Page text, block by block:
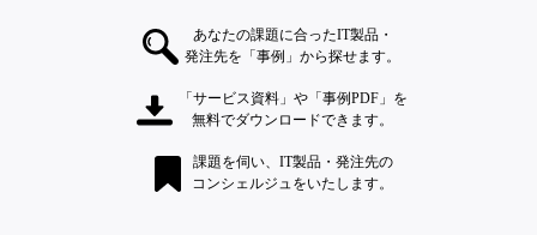
あなたの課題に合ったIT製品・
発注先を「事例」から探せます。
「サービス資料」や「事例PDF」を
無料でダウンロードできます。
課題を伺い、IT製品・発注先の
コンシェルジュをいたします。